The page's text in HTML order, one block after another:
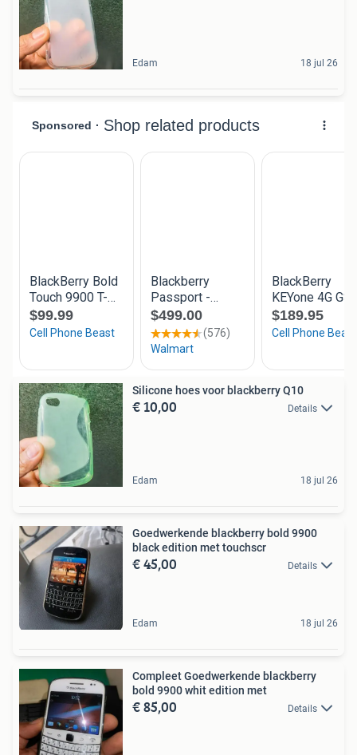
Edam 18 jul 26
Silicone hoes voor blackberry Q10
€ 10,00 Details
Edam 18 jul 26
Goedwerkende blackberry bold 9900
black edition met touchscr
€ 45,00 Details
Edam 18 jul 26
Compleet Goedwerkende blackberry
bold 9900 whit edition met
€ 85,00 Details